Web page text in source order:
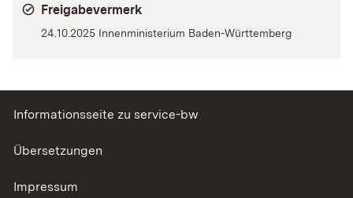
Freigabevermerk
24.10.2025 Innenministerium Baden-Württemberg
Informationsseite zu service-bw
Übersetzungen
Impressum